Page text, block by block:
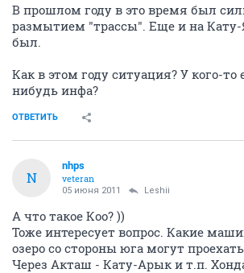
В прошлом году в это время был
размытием "трассы". Еще и на Кату-
был.
Как в этом году ситуация? У кого-то
нибудь инфа?
ОТВЕТИТЬ
N
nhps
veteran
05 июня 2011 Leshii
А что такое Коо? ))
Тоже интересует вопрос. Какие
озеро со стороны юга могут
Через Акташ - Кату-Арык и т.п.